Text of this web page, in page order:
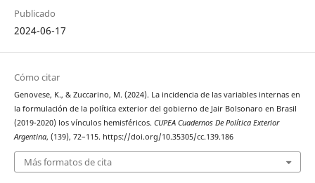
Publicado
2024-06-17
Cómo citar
Genovese, K., & Zuccarino, M. (2024). La incidencia de las variables internas en
la formulación de la política exterior del gobierno de Jair Bolsonaro en Brasil
(2019-2020) los vínculos hemisféricos. CUPEA Cuadernos De Política Exterior
Argentina, (139), 72–115. https://doi.org/10.35305/cc.139.186
Más formatos de cita